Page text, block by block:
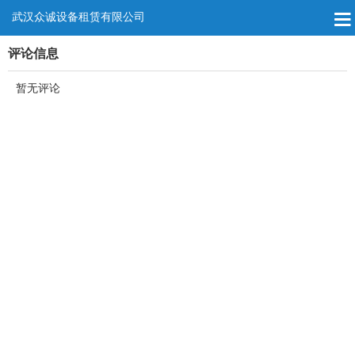
武汉众诚设备租赁有限公司
评论信息
暂无评论